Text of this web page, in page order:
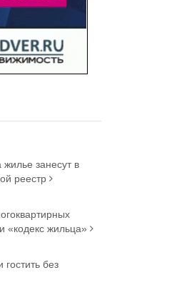
занесут в
реестр
«кодекс жильца»
без